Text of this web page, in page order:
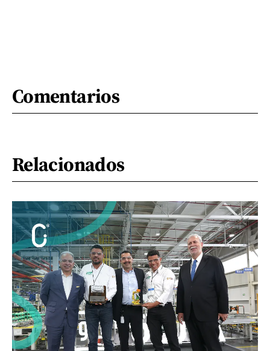
Comentarios
Relacionados